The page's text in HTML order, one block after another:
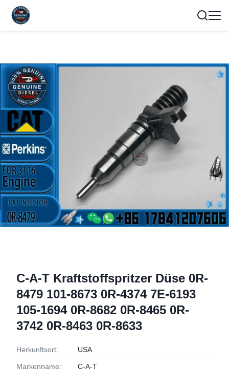
C-A-T Kraftstoffspritzer Düse 0R-
8479 101-8673 0R-4374 7E-6193
105-1694 0R-8682 0R-8465 0R-
3742 0R-8463 0R-8633
Herkunftsort: USA
Markenname: C-A-T